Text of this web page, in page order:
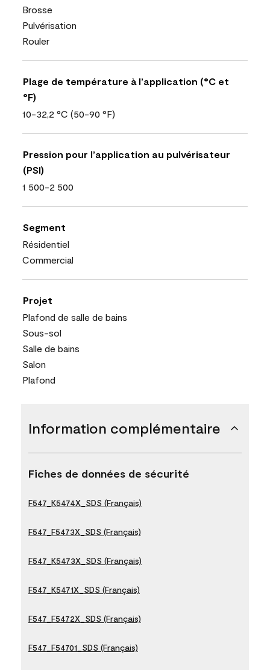
Brosse
Pulvérisation
Rouler
Plage de température à l’application (°C et
°F)
10-32,2 °C (50-90 °F)
Pression pour l’application au pulvérisateur
(PSI)
1 500-2 500
Segment
Résidentiel
Commercial
Projet
Plafond de salle de bains
Sous-sol
Salle de bains
Salon
Plafond
Information complémentaire
Fiches de données de sécurité
F547_K5474X_SDS (Français)
F547_F5473X_SDS (Français)
F547_K5473X_SDS (Français)
F547_K5471X_SDS (Français)
F547_F5472X_SDS (Français)
F547_F54701_SDS (Français)